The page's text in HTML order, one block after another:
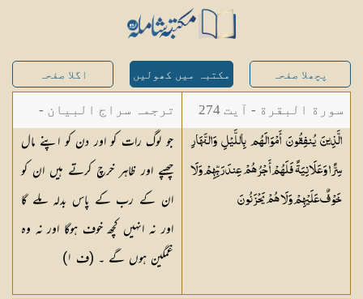
پچھلا صفحہ مکتبہ میں کھولیں اگلا صفحہ
سورة البقرة - آیت 274
الَّذِينَ يُنفِقُونَ أَمْوَالَهُم بِاللَّيْلِ وَالنَّهَارِ
سِرًّا وَعَلَانِيَةً فَلَهُمْ أَجْرُهُمْ عِندَ رَبِّهِمْ وَلَا
خَوْفٌ عَلَيْهِمْ وَلَا هُمْيَحْزَنُونَ
ترجمہ سراج البیان -
مستفاد از ترجمتین
شاہ عبدالقادر دھلوی/
شاہ رفیع الدین دھلوی
جو لوگ رات کو اور دن کو اپنے مال
چھپے اور ظاہر خرچ کرتے ہیں ان کو
ان کے رب کے پاس بدلہ ملے گا
اور نہ انہیں کچھ خوف ہوگا اور نہ وہ
غمگین ہوں گے ۔ (ف ١)